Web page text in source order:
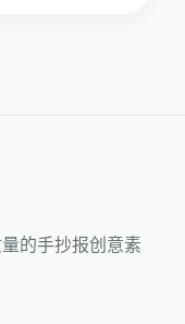
的手抄报创意素